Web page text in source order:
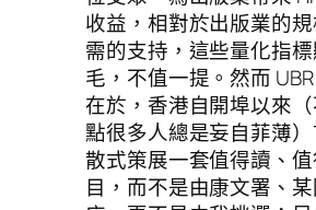
收益，相對於出版業的
需的支持，這些量化指
毛，不值一提。然而
在於，香港自開埠以來
點很多人總是妄自菲薄
散式策展一套值得讀、
目，而不是由康文署、